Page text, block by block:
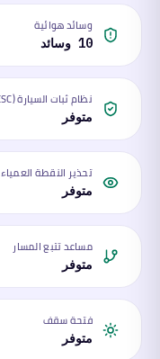
وسائد هوائية
10 وسائد
نظام ثبات السيارة (ESC)
متوفر
تحذير النقطة العمياء
متوفر
مساعد تتبع المسار
متوفر
فتحة سقف
متوفر